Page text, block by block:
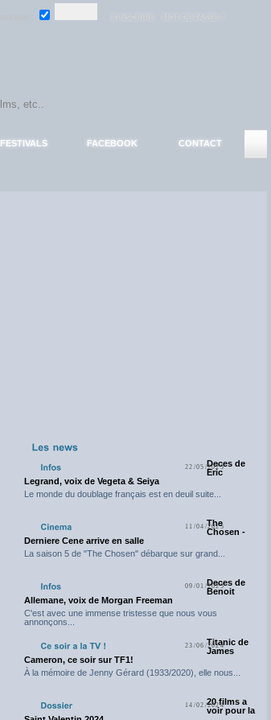
FESTIVALS FACEBOOK CONTACT
22/05/2025Deces de
Eric
Legrand, voix de Vegeta & Seiya
Le monde du doublage français est en deuil suite...
11/04/2025
The
Chosen -
Derniere Cene arrive en salle
La saison 5 de "The Chosen" débarque sur grand...
09/01/2025Deces de
Benoit
Allemane, voix de Morgan Freeman
C'est avec une immense tristesse que nous vous
annonçons...
23/06/2024Titanic de
James
Cameron, ce soir sur TF1!
À la mémoire de Jenny Gérard (1933/2020), elle nous...
14/02/202420 films a
voir pour la